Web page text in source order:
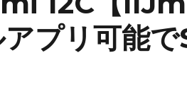
プリ可能で